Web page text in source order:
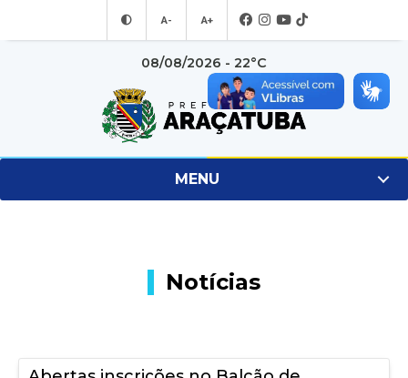
A- A+
08/08/2026 - 22°C
MENU
Notícias